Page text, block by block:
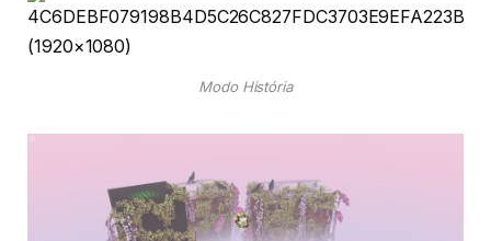
Modo História